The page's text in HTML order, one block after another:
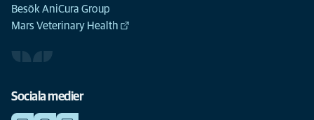
Besök AniCura Group
Mars Veterinary Health
Sociala medier